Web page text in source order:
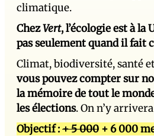
climatique.
ChezVert, l’écologie est à la
pas seulement quand il fait
Climat, biodiversité, santé
vous pouvez compter sur
la mémoire de tout le
les élections. On n’y
Objectif :+ 5 000 + 6 000